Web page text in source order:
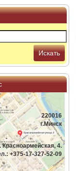
Искать
220016
г.Минск
Красноармейская, 4.
+375-17-327-52-09